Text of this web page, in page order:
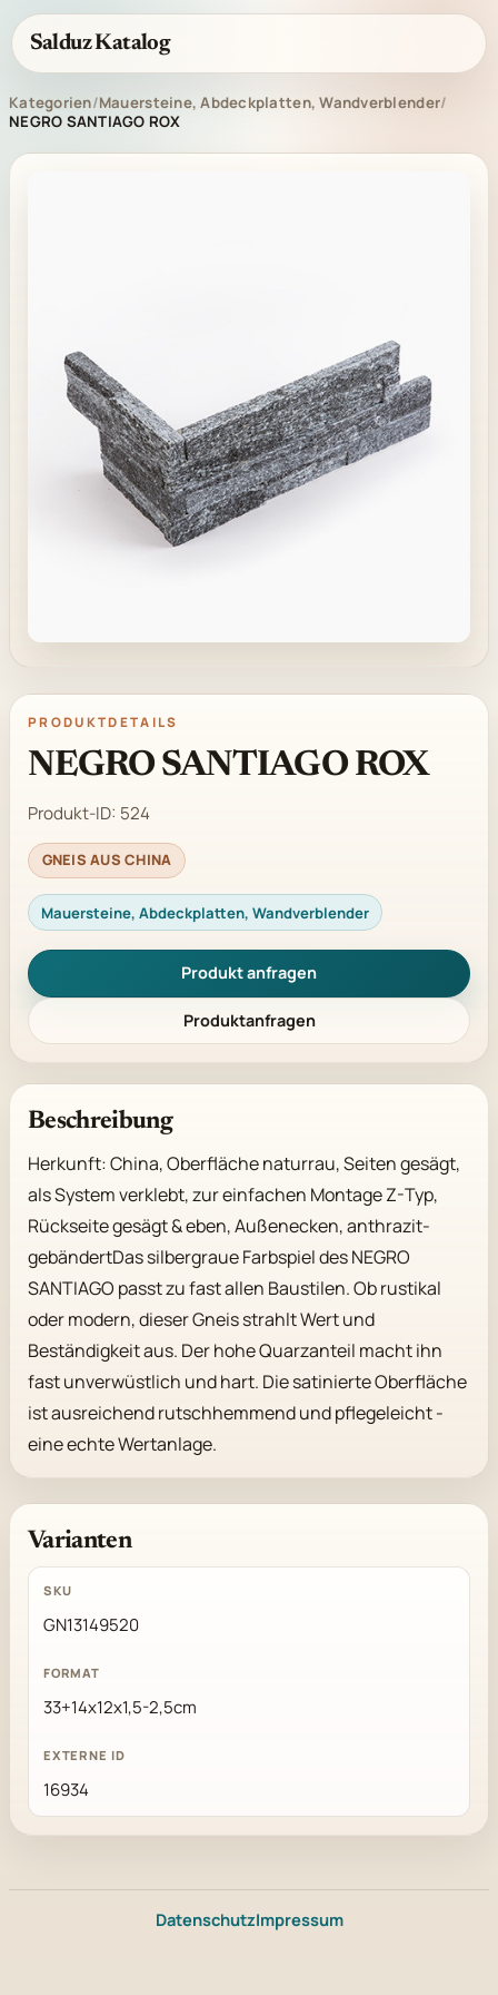
Salduz Katalog
Kategorien/Mauersteine, Abdeckplatten, Wandverblender/
NEGRO SANTIAGO ROX
PRODUKTDETAILS
NEGRO SANTIAGO ROX
Produkt-ID: 524
GNEIS AUS CHINA
Mauersteine, Abdeckplatten, Wandverblender
Produkt anfragen
Produktanfragen
Beschreibung
Herkunft: China, Oberfläche naturrau, Seiten gesägt,
als System verklebt, zur einfachen Montage Z-Typ,
Rückseite gesägt & eben, Außenecken, anthrazit-
gebändertDas silbergraue Farbspiel des NEGRO
SANTIAGO passt zu fast allen Baustilen. Ob rustikal
oder modern, dieser Gneis strahlt Wert und
Beständigkeit aus. Der hohe Quarzanteil macht ihn
fast unverwüstlich und hart. Die satinierte Oberfläche
ist ausreichend rutschhemmend und pflegeleicht -
eine echte Wertanlage.
Varianten
GN13149520
33+14x12x1,5-2,5cm
16934
DatenschutzImpressum